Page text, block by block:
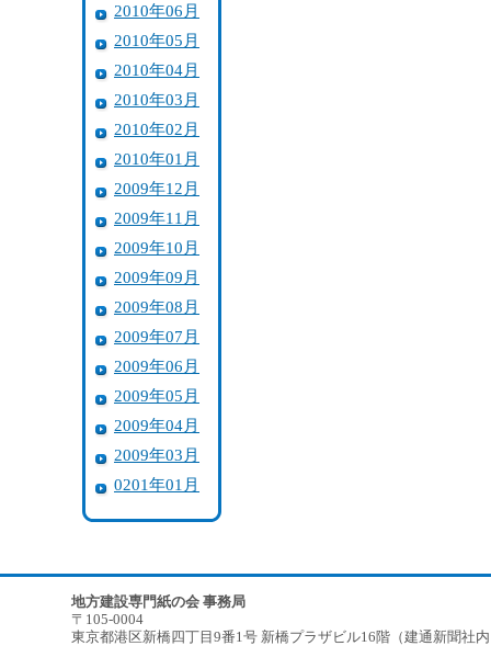
2010年06月
2010年05月
2010年04月
2010年03月
2010年02月
2010年01月
2009年12月
2009年11月
2009年10月
2009年09月
2009年08月
2009年07月
2009年06月
2009年05月
2009年04月
2009年03月
0201年01月
地方建設専門紙の会 事務局
〒105-0004
東京都港区新橋四丁目9番1号 新橋プラザビル16階（建通新聞社